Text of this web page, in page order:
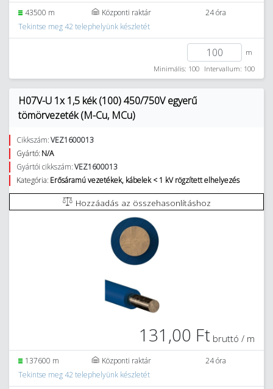
43500 m Központi raktár
24 óra
Tekintse meg 42 telephelyünk készletét
m
Minimális: 100 Intervallum: 100
H07V-U 1x 1,5 kék (100) 450/750V egyerű
tömörvezeték (M-Cu, MCu)
Cikkszám:VEZ1600013
Gyártó: N/A
Gyártói cikkszám:VEZ1600013
Kategória: Erősáramú vezetékek, kábelek < 1 kV rögzített elhelyezés
Hozzáadás az összehasonlításhoz
131,00 Ft bruttó / m
137600 m Központi raktár
24 óra
Tekintse meg 42 telephelyünk készletét